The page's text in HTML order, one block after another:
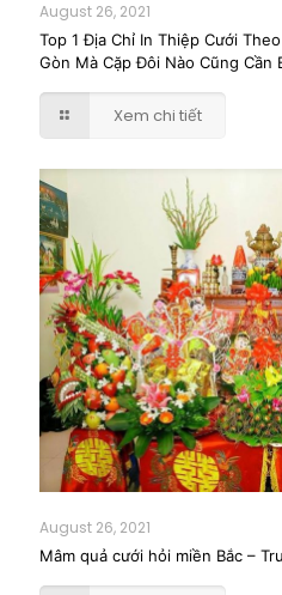
August 26, 2021
Top 1 Địa Chỉ In Thiệp Cưới
Gòn Mà Cặp Đôi Nào Cũng Cần
Xem chi tiết
August 26, 2021
Mâm quả cưới hỏi miền Bắc –